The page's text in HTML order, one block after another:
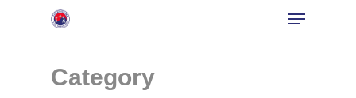
Category